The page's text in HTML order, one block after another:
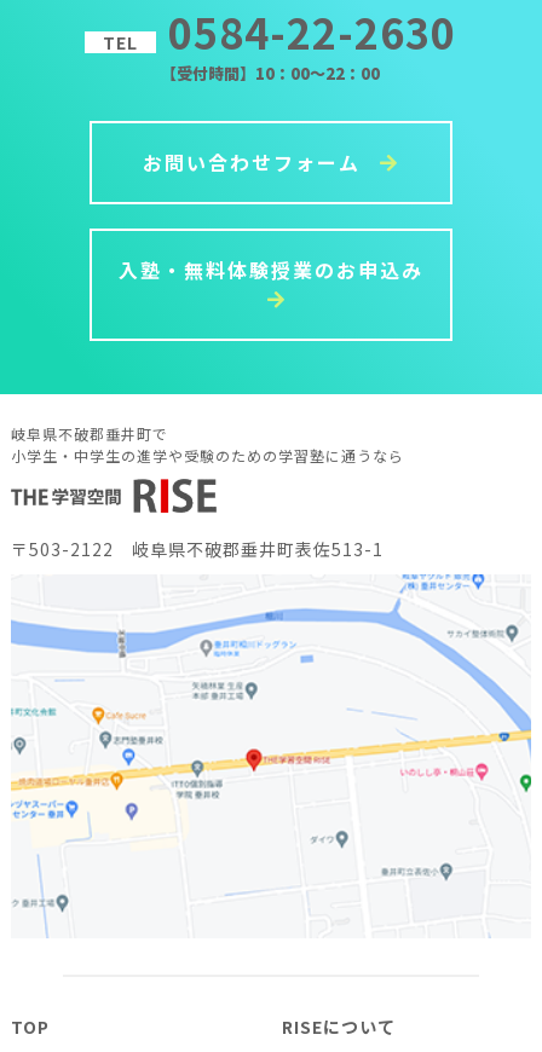
TEL 0584-22-2630
【受付時間】10：00～22：00
お問い合わせフォーム
入塾・無料体験授業のお申込み
岐阜県不破郡垂井町で
小学生・中学生の進学や受験のための学習塾に通うなら
〒503-2122 岐阜県不破郡垂井町表佐513-1
TOP RISEについて